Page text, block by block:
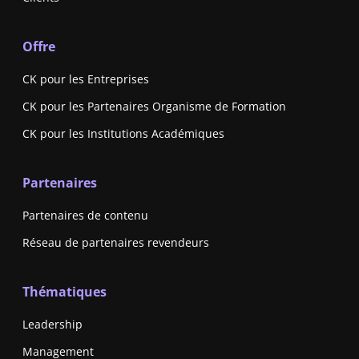
Offre
CK pour les Entreprises
CK pour les Partenaires Organisme de Formation
CK pour les Institutions Académiques
Partenaires
Partenaires de contenu
Réseau de partenaires revendeurs
Thématiques
Leadership
Management